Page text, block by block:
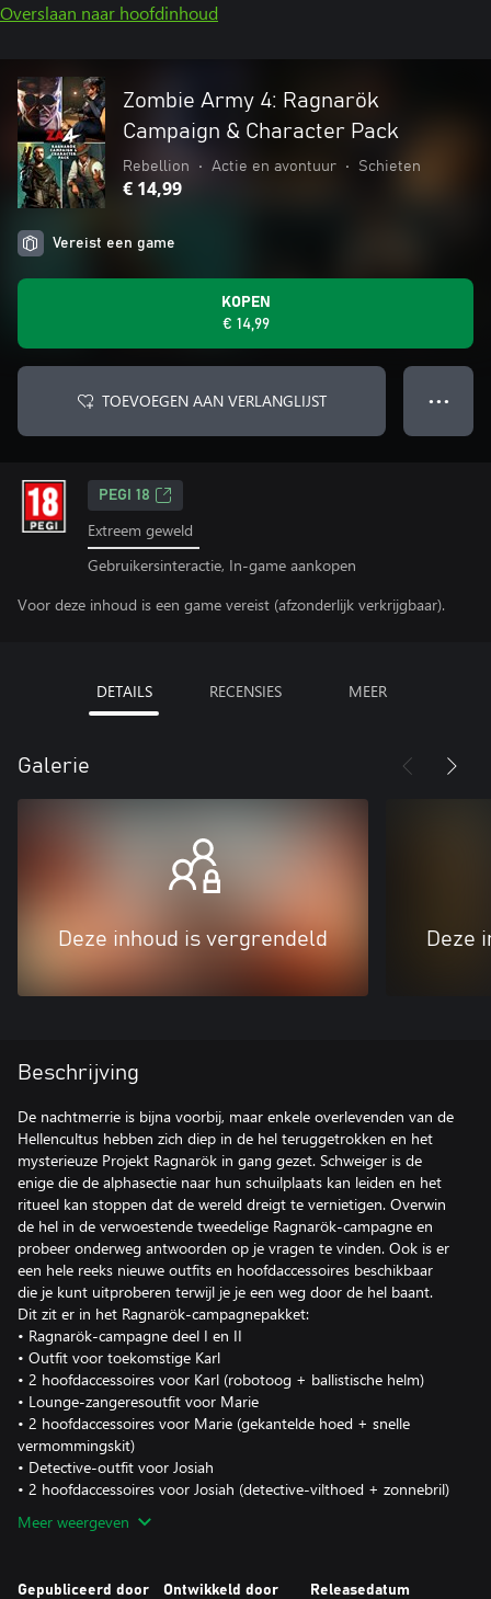
Overslaan naar hoofdinhoud
Zombie Army 4: Ragnarök
Campaign & Character Pack
Rebellion • Actie en avontuur • Schieten
€ 14,99
Vereist een game
KOPEN
€ 14,99
TOEVOEGEN AAN VERLANGLIJST ● ● ●
PEGI 18
Extreem geweld
Gebruikersinteractie, In-game aankopen
Voor deze inhoud is een game vereist (afzonderlijk verkrijgbaar).
DETAILS RECENSIES MEER
Galerie
Deze inhoud is vergrendeld Deze
Beschrijving
De nachtmerrie is bijna voorbij, maar enkele overlevenden van de
Hellencultus hebben zich diep in de hel teruggetrokken en het
mysterieuze Projekt Ragnarök in gang gezet. Schweiger is de
enige die de alphasectie naar hun schuilplaats kan leiden en het
ritueel kan stoppen dat de wereld dreigt te vernietigen. Overwin
de hel in de verwoestende tweedelige Ragnarök-campagne en
probeer onderweg antwoorden op je vragen te vinden. Ook is er
een hele reeks nieuwe outfits en hoofdaccessoires beschikbaar
die je kunt uitproberen terwijl je je een weg door de hel baant.
Dit zit er in het Ragnarök-campagnepakket:
• Ragnarök-campagne deel I en II
• Outfit voor toekomstige Karl
• 2 hoofdaccessoires voor Karl (robotoog + ballistische helm)
• Lounge-zangeresoutfit voor Marie
• 2 hoofdaccessoires voor Marie (gekantelde hoed + snelle
vermommingskit)
• Detective-outfit voor Josiah
• 2 hoofdaccessoires voor Josiah (detective-vilthoed + zonnebril)
Meer weergeven
Gepubliceerd door Ontwikkeld door Releasedatum